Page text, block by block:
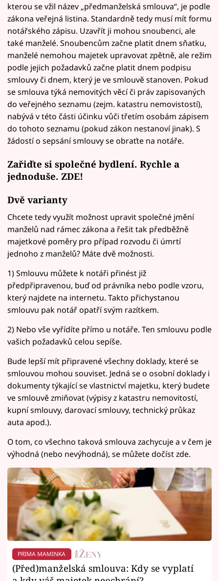
kterou se vžil název „předmanželská smlouva“, je podle
zákona veřejná listina. Standardně tedy musí mít formu
notářského zápisu. Uzavřít ji mohou snoubenci, ale
také manželé. Snoubencům začne platit dnem sňatku,
manželé nemohou majetek upravovat zpětně, ale režim
podle jejich požadavků začne platit dnem podpisu
smlouvy či dnem, který je ve smlouvě stanoven. Pokud
se smlouva týká nemovitých věcí či práv zapisovaných
do veřejného seznamu (zejm. katastru nemovistostí),
nabývá v této části účinku vůči třetím osobám zápisem
do tohoto seznamu (pokud zákon nestanoví jinak). S
žádostí o sepsání smlouvy se obraťte na notáře.
Zařiďte si společné bydlení. Rychle a
jednoduše. ZDE!
Dvě varianty
Chcete tedy využít možnost upravit společné jmění
manželů nad rámec zákona a řešit tak předběžně
majetkové poměry pro případ rozvodu či úmrtí
jednoho z manželů? Máte dvě možnosti.
1) Smlouvu můžete k notáři přinést již
předpřipravenou, buď od právníka nebo podle vzoru,
který najdete na internetu. Takto přichystanou
smlouvu pak notář opatří svým razítkem.
2) Nebo vše vyřídíte přímo u notáře. Ten smlouvu podle
vašich požadavků celou sepíše.
Bude lepší mít připravené všechny doklady, které se
smlouvou mohou souviset. Jedná se o osobní doklady i
dokumenty týkající se vlastnictví majetku, který budete
ve smlouvě zmiňovat (výpisy z katastru nemovitostí,
kupní smlouvy, darovací smlouvy, technický průkaz
auta apod.).
O tom, co všechno taková smlouva zachycuje a v čem je
výhodná (nebo nevýhodná), se můžete dočíst zde.
PRIMA MAMINKA
(Před)manželská smlouva: Kdy se vyplatí